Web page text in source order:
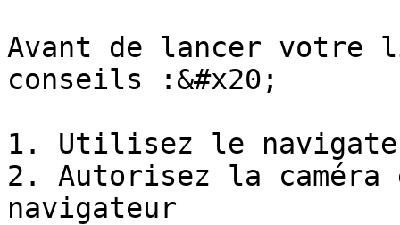
Avant de lancer votre
conseils :&#x20;
1. Utilisez le
2. Autorisez la
navigateur